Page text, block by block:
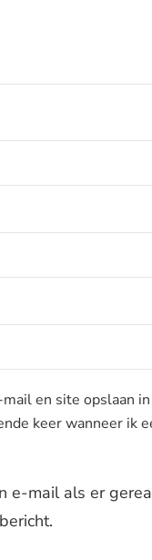
en site opslaan
keer wanneer ik
e-mail als er